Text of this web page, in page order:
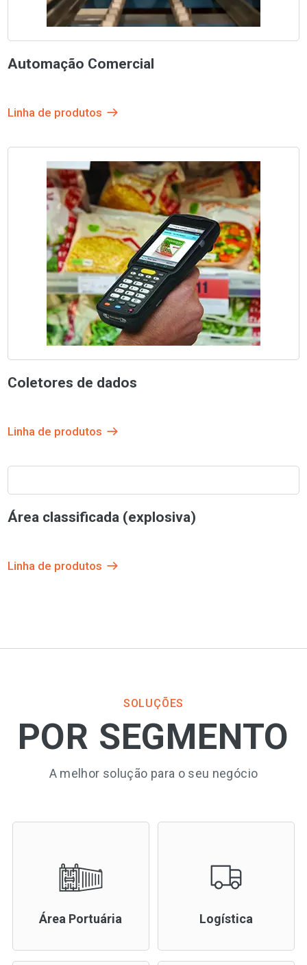
Automação Comercial
Linha de produtos
Coletores de dados
Linha de produtos
Área classificada (explosiva)
Linha de produtos
SOLUÇÕES
POR SEGMENTO
A melhor solução para o seu negócio
Área Portuária Logística